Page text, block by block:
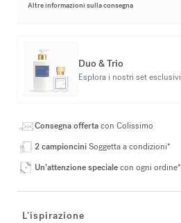
Altre informazioni sulla consegna
Duo & Trio
Esplora i nostri set esclusivi
Consegna offertacon Colissimo
2 campionciniSoggetta a condizioni*
Un’attenzione specialecon ogni ordine*
L'ispirazione